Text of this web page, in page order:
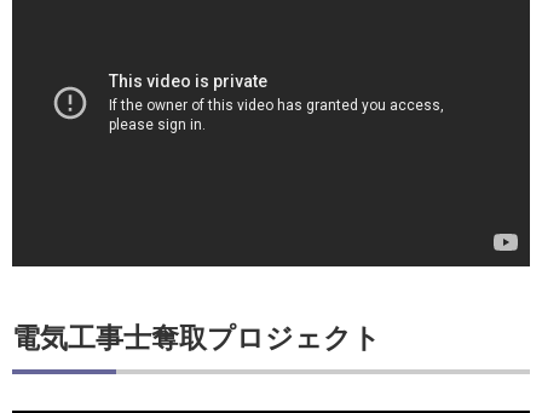
電気工事士奪取プロジェクト